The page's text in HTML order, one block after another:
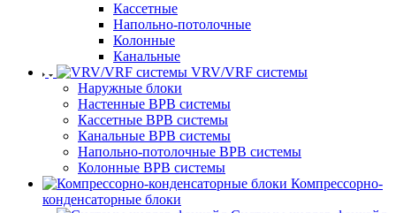
Кассетные
Напольно-потолочные
Колонные
Канальные
VRV/VRF системы
Наружные блоки
Настенные ВРВ системы
Кассетные ВРВ системы
Канальные ВРВ системы
Напольно-потолочные ВРВ системы
Колонные ВРВ системы
Компрессорно-
конденсаторные блоки